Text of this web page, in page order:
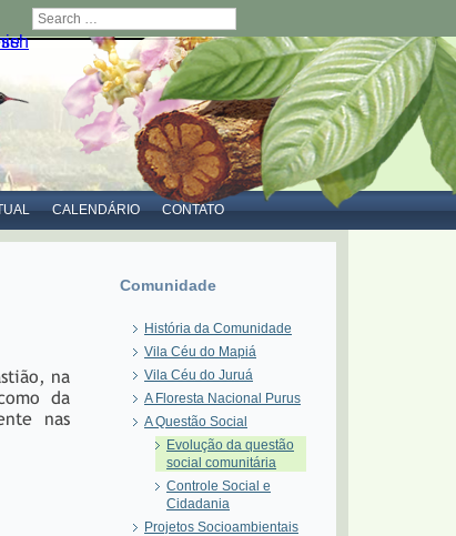
CALENDÁRIO CONTATO
Search
na
da
nas
Comunidade
História da Comunidade
Vila Céu do Mapiá
Vila Céu do Juruá
A Floresta Nacional Purus
A Questão Social
Evolução da questão
social comunitária
Controle Social e
Cidadania
Projetos Socioambientais